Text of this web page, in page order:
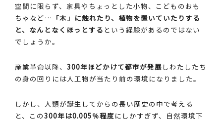
空間に限らず、家具やちょっとした小物、こどものおも
ちゃなど… 「木」に触れたり、植物を置いていたりする
と、なんとなくほっとする という経験があるのではない
でしょうか。
産業革命以降、300年ほどかけて都市が発展 しわたしたち
の身の回りには人工物が当たり前の環境になりました。
しかし、人類が誕生してからの長い歴史の中で考える
と、この300年は0.005％程度にしかすぎず、自然環境下